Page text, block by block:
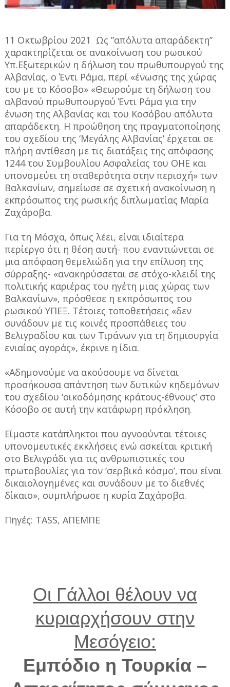
11 Οκτωβρίου 2021 Ως ”απόλυτα απαράδεκτη”
χαρακτηρίζεται σε ανακοίνωση του ρωσικού
Υπ.Εξωτερικών η δήλωση του πρωθυπουργού της
Αλβανίας, ο Έντι Ράμα, περί «ένωσης της χώρας
του με το Κόσοβο» «Θεωρούμε τη δήλωση του
αλβανού πρωθυπουργού Έντι Ράμα για την
ένωση της Αλβανίας και του Κοσόβου απόλυτα
απαράδεκτη. Η προώθηση της πραγματοποίησης
του σχεδίου της ‘Μεγάλης Αλβανίας’ έρχεται σε
πλήρη αντίθεση με τις διατάξεις της απόφασης
1244 του Συμβουλίου Ασφαλείας του ΟΗΕ και
υπονομεύει τη σταθερότητα στην περιοχή» των
Βαλκανίων, σημείωσε σε σχετική ανακοίνωση η
εκπρόσωπος της ρωσικής διπλωματίας Μαρία
Ζαχάροβα.
Για τη Μόσχα, όπως λέει, είναι ιδιαίτερα
περίεργο ότι η θέση αυτή- που εναντιώνεται σε
μια απόφαση θεμελιώδη για την επίλυση της
σύρραξης- «ανακηρύσσεται σε στόχο-κλειδί της
πολιτικής καριέρας του ηγέτη μιας χώρας των
Βαλκανίων», πρόσθεσε η εκπρόσωπος του
ρωσικού ΥΠΕΞ. Τέτοιες τοποθετήσεις «δεν
συνάδουν με τις κοινές προσπάθειες του
Βελιγραδίου και των Τιράνων για τη δημιουργία
ενιαίας αγοράς», έκρινε η ίδια.
«Αδημονούμε να ακούσουμε να δίνεται
προσήκουσα απάντηση των δυτικών κηδεμόνων
του σχεδίου ‘οικοδόμησης κράτους-έθνους’ στο
Κόσοβο σε αυτή την κατάφωρη πρόκληση.
Είμαστε κατάπληκτοι που αγνοούνται τέτοιες
υπονομευτικές εκκλήσεις ενώ ασκείται κριτική
στο Βελιγράδι για τις ανθρωπιστικές του
πρωτοβουλίες για τον ‘σερβικό κόσμο’, που είναι
δικαιολογημένες και συνάδουν με το διεθνές
δίκαιο», συμπλήρωσε η κυρία Ζαχάροβα.
Πηγές: TASS, ΑΠΕΜΠΕ
Οι Γάλλοι θέλουν να
κυριαρχήσουν στην
Μεσόγειο:
Εμπόδιο η Τουρκία –